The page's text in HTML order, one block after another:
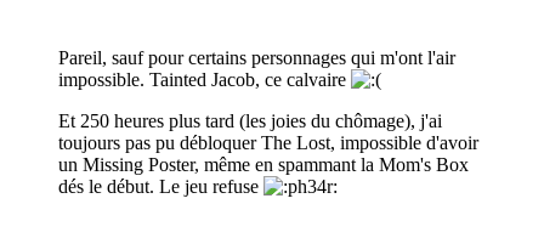
Pareil, sauf pour certains personnages qui m'ont l'air
impossible. Tainted Jacob, ce calvaire
Et 250 heures plus tard (les joies du chômage), j'ai
toujours pas pu débloquer The Lost, impossible d'avoir
un Missing Poster, même en spammant la Mom's Box
dés le début. Le jeu refuse